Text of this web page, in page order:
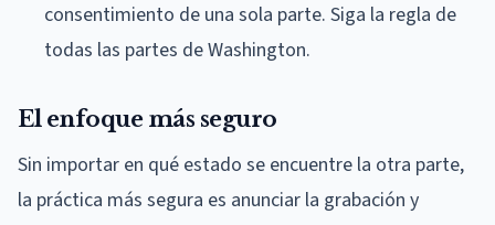
consentimiento de una sola parte. Siga la regla de
todas las partes de Washington.
El enfoque más seguro
Sin importar en qué estado se encuentre la otra parte,
la práctica más segura es anunciar la grabación y